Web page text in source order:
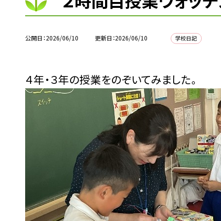
公開日 2026/06/10 更新日 2026/06/10 学校日記
４年・３年の授業をのぞいてみました。